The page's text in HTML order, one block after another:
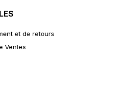
et de retours
Ventes